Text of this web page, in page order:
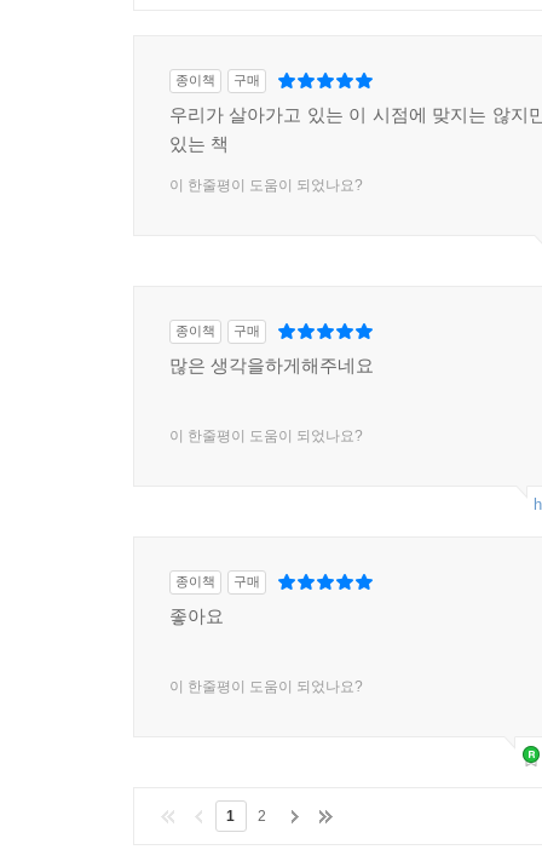
종이책 구매
우리가 살아가고 있는 이 시점에 맞지는 않지
있는 책
이 한줄평이 도움이 되었나요?
종이책 구매
많은 생각을하게해주네요
이 한줄평이 도움이 되었나요?
종이책 구매
좋아요
이 한줄평이 도움이 되었나요?
1 2